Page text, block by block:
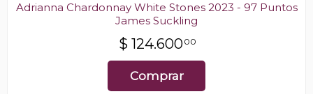
Adrianna Chardonnay White Stones 2023 - 97 Puntos
James Suckling
$ 124.60000
Comprar